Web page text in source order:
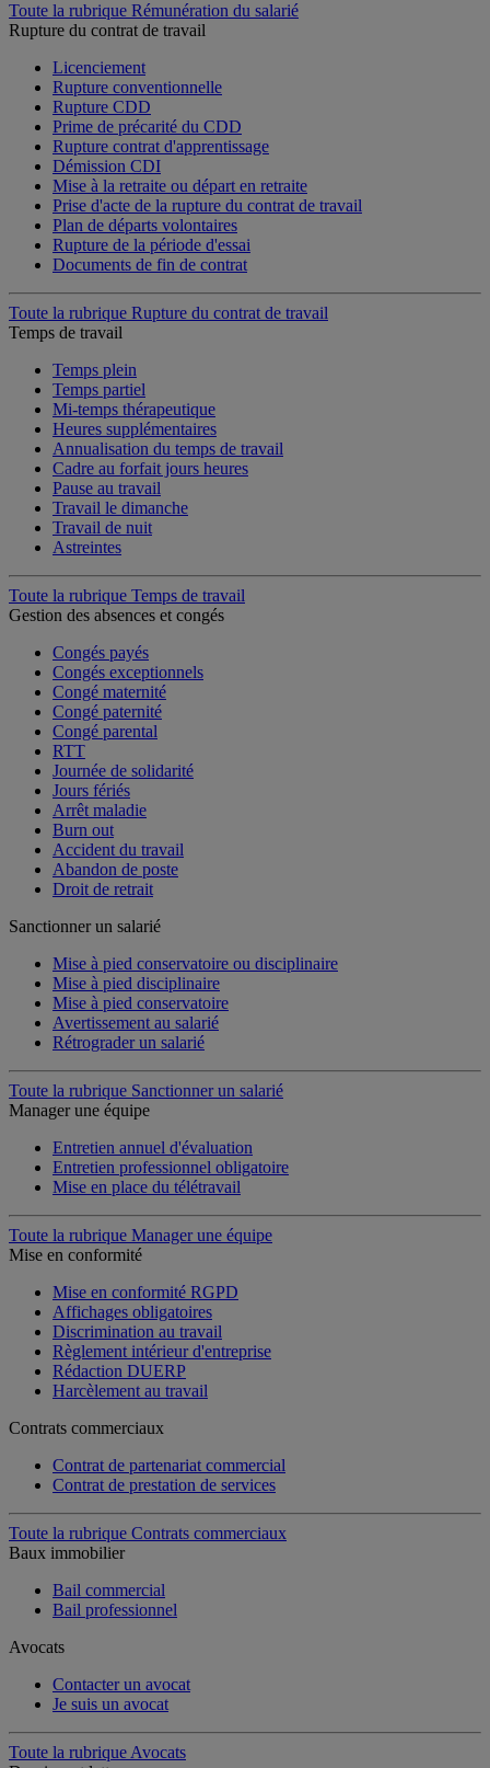
Toute la rubrique Rémunération du salarié
Rupture du contrat de travail
Licenciement
Rupture conventionnelle
Rupture CDD
Prime de précarité du CDD
Rupture contrat d'apprentissage
Démission CDI
Mise à la retraite ou départ en retraite
Prise d'acte de la rupture du contrat de travail
Plan de départs volontaires
Rupture de la période d'essai
Documents de fin de contrat
Toute la rubrique Rupture du contrat de travail
Temps de travail
Temps plein
Temps partiel
Mi-temps thérapeutique
Heures supplémentaires
Annualisation du temps de travail
Cadre au forfait jours heures
Pause au travail
Travail le dimanche
Travail de nuit
Astreintes
Toute la rubrique Temps de travail
Gestion des absences et congés
Congés payés
Congés exceptionnels
Congé maternité
Congé paternité
Congé parental
RTT
Journée de solidarité
Jours fériés
Arrêt maladie
Burn out
Accident du travail
Abandon de poste
Droit de retrait
Sanctionner un salarié
Mise à pied conservatoire ou disciplinaire
Mise à pied disciplinaire
Mise à pied conservatoire
Avertissement au salarié
Rétrograder un salarié
Toute la rubrique Sanctionner un salarié
Manager une équipe
Entretien annuel d'évaluation
Entretien professionnel obligatoire
Mise en place du télétravail
Toute la rubrique Manager une équipe
Mise en conformité
Mise en conformité RGPD
Affichages obligatoires
Discrimination au travail
Règlement intérieur d'entreprise
Rédaction DUERP
Harcèlement au travail
Contrats commerciaux
Contrat de partenariat commercial
Contrat de prestation de services
Toute la rubrique Contrats commerciaux
Baux immobilier
Bail commercial
Bail professionnel
Avocats
Contacter un avocat
Je suis un avocat
Toute la rubrique Avocats